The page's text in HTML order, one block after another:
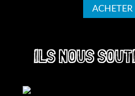
ACHETER
ILS NOUS